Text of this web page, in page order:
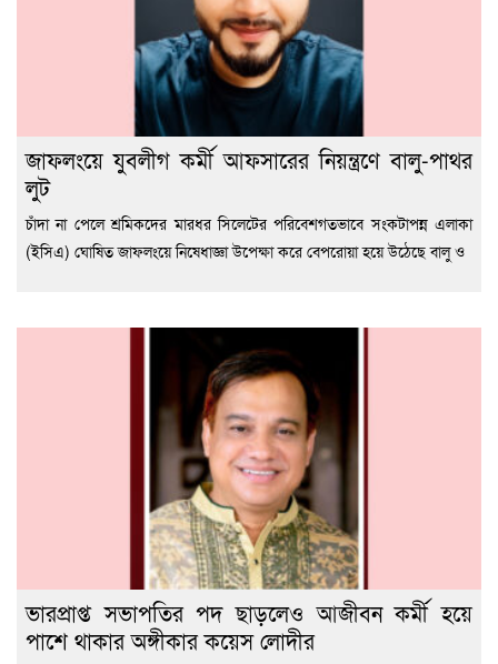
জাফলংয়ে যুবলীগ কর্মী আফসারের নিয়ন্ত্রণে বালু-পাথর
লুট
চাঁদা না পেলে শ্রমিকদের মারধর সিলেটের পরিবেশগতভাবে সংকটাপন্ন এলাকা
(ইসিএ) ঘোষিত জাফলংয়ে নিষেধাজ্ঞা উপেক্ষা করে বেপরোয়া হয়ে উঠেছে বালু ও
ভারপ্রাপ্ত সভাপতির পদ ছাড়লেও আজীবন কর্মী হয়ে
পাশে থাকার অঙ্গীকার কয়েস লোদীর